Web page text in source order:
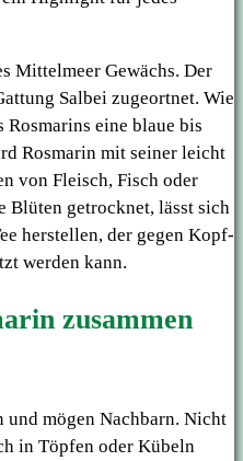
Mittelmeer Gewächs. Der
Salbei zugeortnet. Wie
eine blaue bis
Rosmarin mit seiner leicht
von Fleisch, Fisch oder
Blüten getrocknet, lässt sich
herstellen, der gegen Kopf-
werden kann.
zusammen
mögen Nachbarn. Nicht
in Töpfen oder Kübeln